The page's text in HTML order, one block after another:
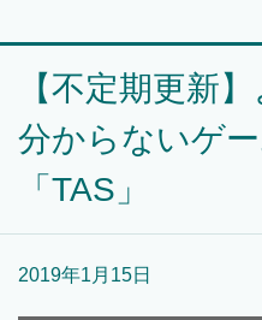
【不定期更新
分からないゲ
「TAS」
2019年1月15日